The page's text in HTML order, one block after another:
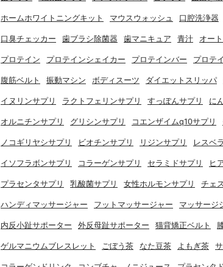
ホームホワイトニングキット マウスウォッシュ 口腔洗浄器
口臭チェッカー 歯ブラシ除菌器 歯マニキュア 青汁 オー
プロテイン プロテインシェイカー プロテインバー プロテ
腹筋ベルト 振動マシン ボディスーツ ダイエットスリッパ
イヌリンサプリ ラクトフェリンサプリ すっぽんサプリ に
オルニチンサプリ グリシンサプリ コエンザイムq10サプリ
ノコギリヤシサプリ ビオチンサプリ リジンサプリ レスベ
イソフラボンサプリ コラーゲンサプリ セラミドサプリ ヒ
プラセンタサプリ 乳酸菌サプリ 女性ホルモンサプリ チェ
ハンディマッサージャー フットマッサージャー マッサージ
内反小趾サポーター 外反母趾サポーター 猫背矯正ベルト
ゲルマニウムブレスレット ごぼう茶 なた豆茶 よもぎ茶